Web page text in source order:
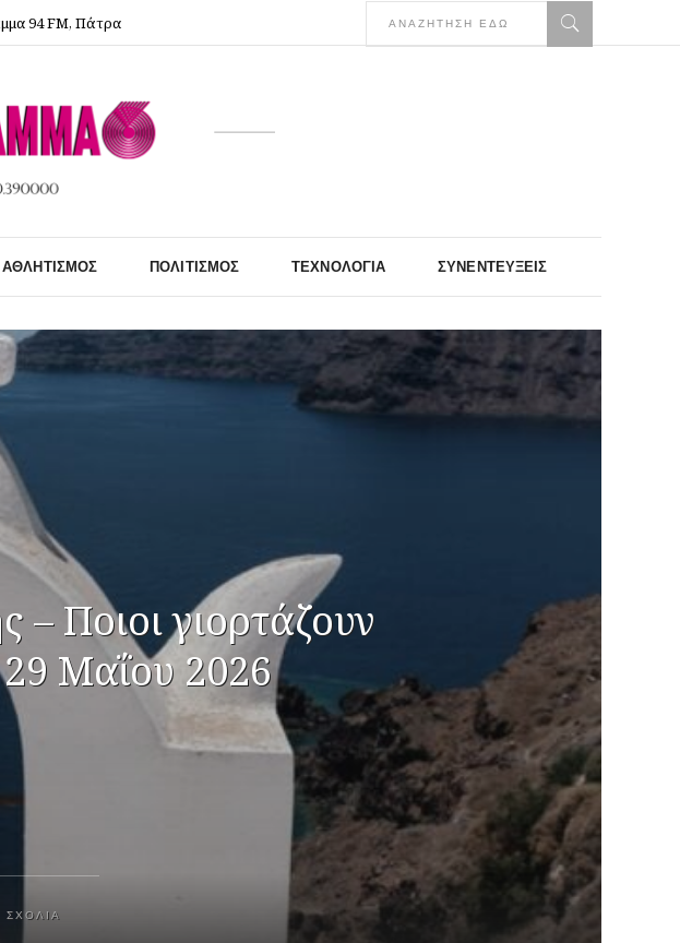
94 FM, Πάτρα
ΑΘΛΗΤΙΣΜΌΣ ΠΟΛΙΤΙΣΜΌΣ ΤΕΧΝΟΛΟΓΊΑ ΣΥΝΕΝΤΕΎΞΕΙΣ
Ποιοι γιορτάζουν
Μαΐου 2026
ΣΧΌΛΙΑ